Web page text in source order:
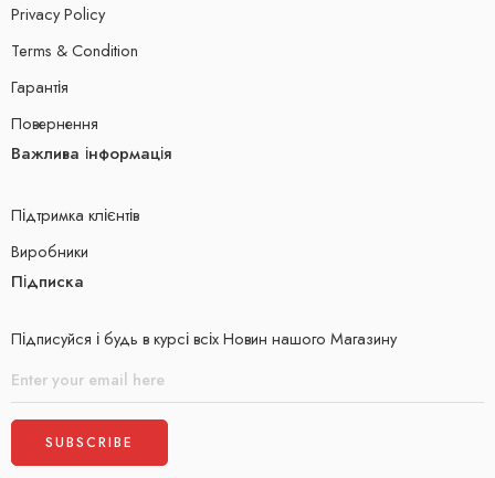
Privacy Policy
Terms & Condition
Гарантія
Повернення
Важлива інформація
Підтримка клієнтів
Виробники
Підписка
Підписуйся і будь в курсі всіх Новин нашого Магазину